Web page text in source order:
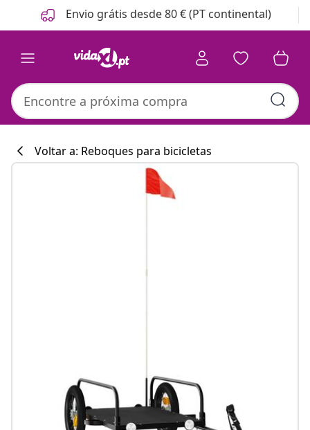
Anterior
Seguinte Envio grátis desde 80 € (PT continental)
Voltar a: Reboques para bicicletas